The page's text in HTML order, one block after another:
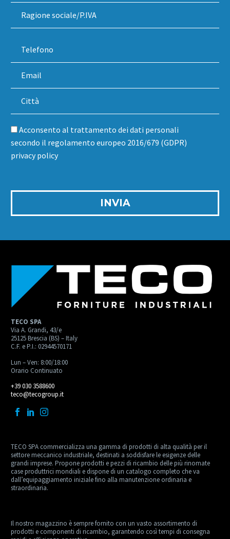
Acconsento al trattamento dei dati personali
secondo il regolamento europeo 2016/679 (GDPR)
privacy policy
TECO SPA
Via A. Grandi, 43/e
25125 Brescia (BS) – Italy
C.F. e P.I.: 02944570171
Lun – Ven: 8:00/18:00
Orario Continuato
+39 030 3588600
teco@tecogroup.it
TECO SPA commercializza una gamma di prodotti di alta qualità per il
settore meccanico industriale, destinati a soddisfare le esigenze delle
grandi imprese. Propone prodotti e pezzi di ricambio delle più rinomate
case produttrici mondiali e dispone di un catalogo completo che va
dall’equipaggiamento iniziale fino alla manutenzione ordinaria e
straordinaria.
Il nostro magazzino è sempre fornito con un vasto assortimento di
prodotti e componenti di ricambio, garantendo così tempi di consegna